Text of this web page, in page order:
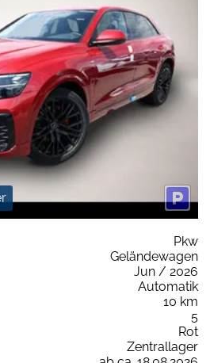
Pkw
Geländewagen
Jun / 2026
Automatik
10 km
5
Rot
Zentrallager